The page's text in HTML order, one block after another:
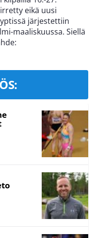
eikä uusi
järjestettiin
maaliskuussa. Siellä